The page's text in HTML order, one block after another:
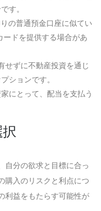
す。
の普通預金口座に似てい
ードを提供する場合があ
せずに不動産投資を通じ
ションです。
にとって、配当を支払う
自分の欲求と目標に合っ
購入のリスクと利点につ
利益をもたらす可能性が